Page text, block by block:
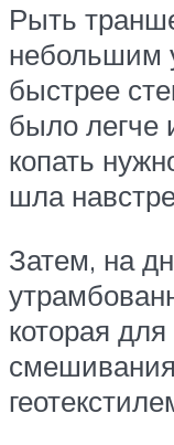
Рыть
небольшим
быстрее
было легче
копать
шла
Затем, на
которая